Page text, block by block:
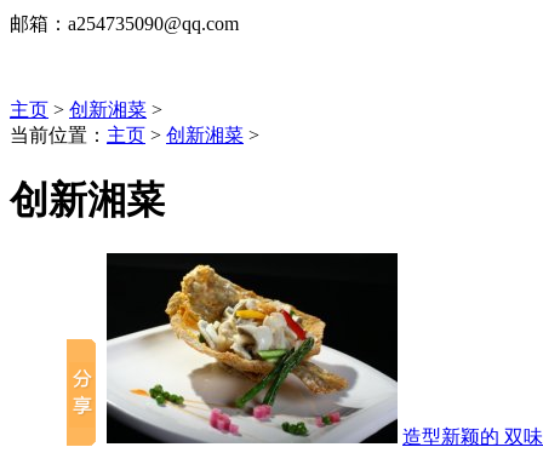
邮箱：a254735090@qq.com
主页 > 创新湘菜 >
当前位置： 主页 > 创新湘菜 >
创新湘菜
造型新颖的 双